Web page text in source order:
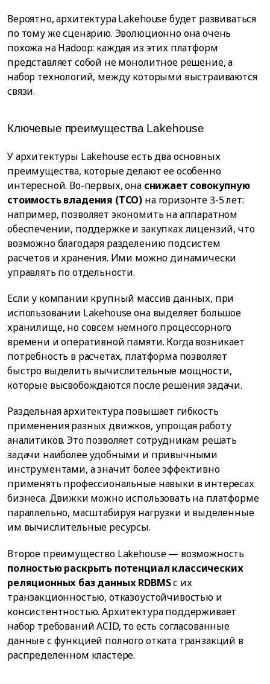
Вероятно, архитектура Lakehouse будет развиваться
по тому же сценарию. Эволюционно она очень
похожа на Hadoop: каждая из этих платформ
представляет собой не монолитное решение, а
набор технологий, между которыми выстраиваются
связи.
Ключевые преимущества Lakehouse
У архитектуры Lakehouse есть два основных
преимущества, которые делают ее особенно
интересной. Во-первых, она снижает совокупную
стоимость владения (TCO) на горизонте 3-5 лет:
например, позволяет экономить на аппаратном
обеспечении, поддержке и закупках лицензий, что
возможно благодаря разделению подсистем
расчетов и хранения. Ими можно динамически
управлять по отдельности.
Если у компании крупный массив данных, при
использовании Lakehouse она выделяет большое
хранилище, но совсем немного процессорного
времени и оперативной памяти. Когда возникает
потребность в расчетах, платформа позволяет
быстро выделить вычислительные мощности,
которые высвобождаются после решения задачи.
Раздельная архитектура повышает гибкость
применения разных движков, упрощая работу
аналитиков. Это позволяет сотрудникам решать
задачи наиболее удобными и привычными
инструментами, а значит более эффективно
применять профессиональные навыки в интересах
бизнеса. Движки можно использовать на платформе
параллельно, масштабируя нагрузки и выделенные
им вычислительные ресурсы.
Второе преимущество Lakehouse — возможность
полностью раскрыть потенциал классических
реляционных баз данных RDBMSс их
транзакционностью, отказоустойчивостью и
консистентностью. Архитектура поддерживает
набор требований ACID, то есть согласованные
данные с функцией полного отката транзакций в
распределенном кластере.